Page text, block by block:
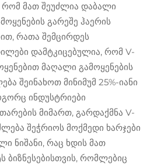
რომ მათ შეუძლია დაბალი
გარეშე ჰაერის
რათა შემცირდეს
დამტკიცებულია, რომ V-
მაღალი გამოყენების
შეინახოთ მინიმუმ 25%-იანი
ინდუსტრიები
მიმართ, გარდაქმნა V-
შეჭრიოს მოქმედი ხარჯები
ნიშანი, რაც ხდის მათ
ბიზნესებისთვის, რომლებიც